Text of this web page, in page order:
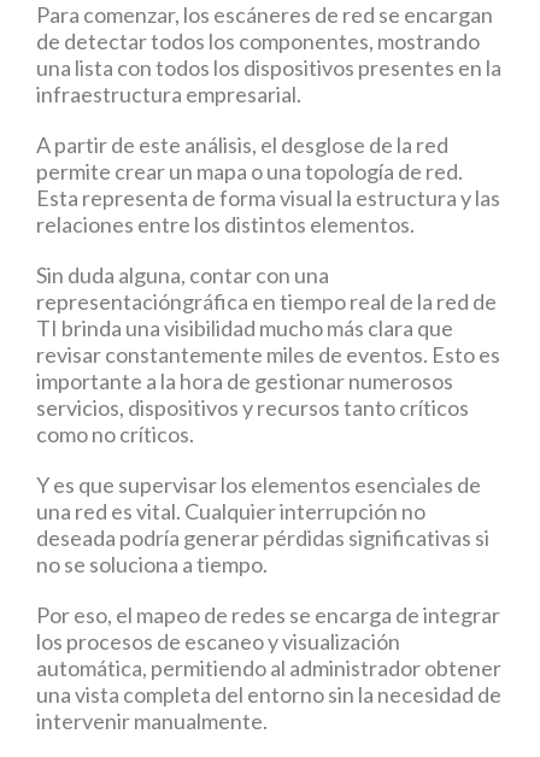
Para comenzar, los escáneres de red se encargan
de detectar todos los componentes, mostrando
una lista con todos los dispositivos presentes en la
infraestructura empresarial.
A partir de este análisis, el desglose de la red
permite crear un mapa o una topología de red.
Esta representa de forma visual la estructura y las
relaciones entre los distintos elementos.
Sin duda alguna, contar con una
representacióngráfica en tiempo real de la red de
TI brinda una visibilidad mucho más clara que
revisar constantemente miles de eventos. Esto es
importante a la hora de gestionar numerosos
servicios, dispositivos y recursos tanto críticos
como no críticos.
Y es que supervisar los elementos esenciales de
una red es vital. Cualquier interrupción no
deseada podría generar pérdidas significativas si
no se soluciona a tiempo.
Por eso, el mapeo de redes se encarga de integrar
los procesos de escaneo y visualización
automática, permitiendo al administrador obtener
una vista completa del entorno sin la necesidad de
intervenir manualmente.